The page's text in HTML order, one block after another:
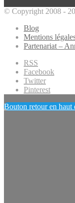
© Copyright 2008 -
Blog
Mentions
Partenariat –
RSS
Facebook
Twitter
Pinterest
Bouton retour en haut